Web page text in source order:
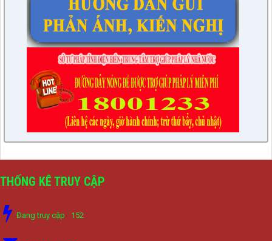
THỐNG KÊ TRUY CẬP
Đang truy cập 152